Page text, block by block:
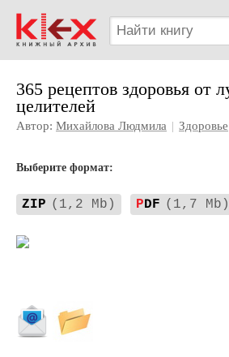
365 рецептов здоровья от
целителей
Автор: Михайлова Людмила | Здоровье
Выберите формат:
ZIP (1,2 Mb) PDF (1,7 Mb)